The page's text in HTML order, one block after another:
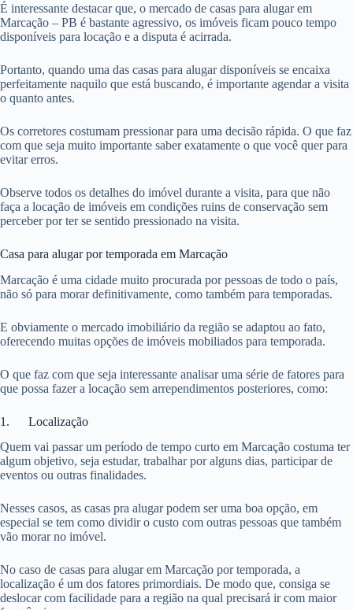
É interessante destacar que, o mercado de casas para alugar em
Marcação – PB é bastante agressivo, os imóveis ficam pouco tempo
disponíveis para locação e a disputa é acirrada.
Portanto, quando uma das casas para alugar disponíveis se encaixa
perfeitamente naquilo que está buscando, é importante agendar a visita
o quanto antes.
Os corretores costumam pressionar para uma decisão rápida. O que faz
com que seja muito importante saber exatamente o que você quer para
evitar erros.
Observe todos os detalhes do imóvel durante a visita, para que não
faça a locação de imóveis em condições ruins de conservação sem
perceber por ter se sentido pressionado na visita.
Casa para alugar por temporada em Marcação
Marcação é uma cidade muito procurada por pessoas de todo o país,
não só para morar definitivamente, como também para temporadas.
E obviamente o mercado imobiliário da região se adaptou ao fato,
oferecendo muitas opções de imóveis mobiliados para temporada.
O que faz com que seja interessante analisar uma série de fatores para
que possa fazer a locação sem arrependimentos posteriores, como:
1. Localização
Quem vai passar um período de tempo curto em Marcação costuma ter
algum objetivo, seja estudar, trabalhar por alguns dias, participar de
eventos ou outras finalidades.
Nesses casos, as casas pra alugar podem ser uma boa opção, em
especial se tem como dividir o custo com outras pessoas que também
vão morar no imóvel.
No caso de casas para alugar em Marcação por temporada, a
localização é um dos fatores primordiais. De modo que, consiga se
deslocar com facilidade para a região na qual precisará ir com maior